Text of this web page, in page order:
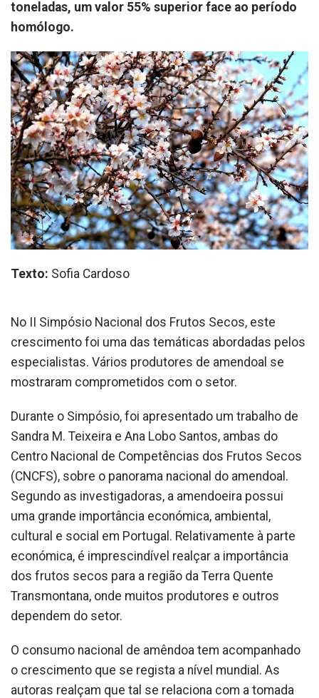
toneladas, um valor 55% superior face ao período
homólogo.
Texto: Sofia Cardoso
No II Simpósio Nacional dos Frutos Secos, este
crescimento foi uma das temáticas abordadas pelos
especialistas. Vários produtores de amendoal se
mostraram comprometidos com o setor.
Durante o Simpósio, foi apresentado um trabalho de
Sandra M. Teixeira e Ana Lobo Santos, ambas do
Centro Nacional de Competências dos Frutos Secos
(CNCFS), sobre o panorama nacional do amendoal.
Segundo as investigadoras, a amendoeira possui
uma grande importância económica, ambiental,
cultural e social em Portugal. Relativamente à parte
económica, é imprescindível realçar a importância
dos frutos secos para a região da Terra Quente
Transmontana, onde muitos produtores e outros
dependem do setor.
O consumo nacional de amêndoa tem acompanhado
o crescimento que se regista a nível mundial. As
autoras realçam que tal se relaciona com a tomada